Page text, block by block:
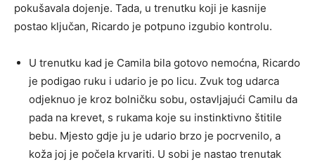
pokušavala dojenje. Tada, u trenutku koji je kasnije
postao ključan, Ricardo je potpuno izgubio kontrolu.
U trenutku kad je Camila bila gotovo nemoćna, Ricardo
je podigao ruku i udario je po licu. Zvuk tog udarca
odjeknuo je kroz bolničku sobu, ostavljajući Camilu da
pada na krevet, s rukama koje su instinktivno štitile
bebu. Mjesto gdje ju je udario brzo je pocrvenilo, a
koža joj je počela krvariti. U sobi je nastao trenutak